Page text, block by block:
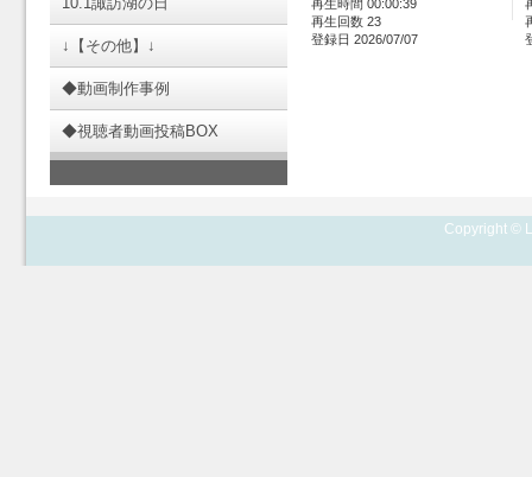
↓【その他】↓
◆動画制作事例
◆視聴者動画投稿BOX
再生時間 00:00:39
再生回数 23
登録日 2026/07/07
Copyright ©